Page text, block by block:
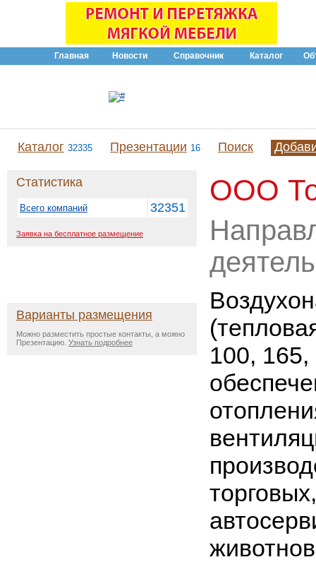
Главная Новости Справочник Каталог
Каталог 32335 Презентации 16 Поиск
Статистика
Всего компаний 32351
Заявка на бесплатное размещение
Варианты размещения
Можно разместить простые контакты, а можно
Презентацию. Узнать подробнее
ООО
100,